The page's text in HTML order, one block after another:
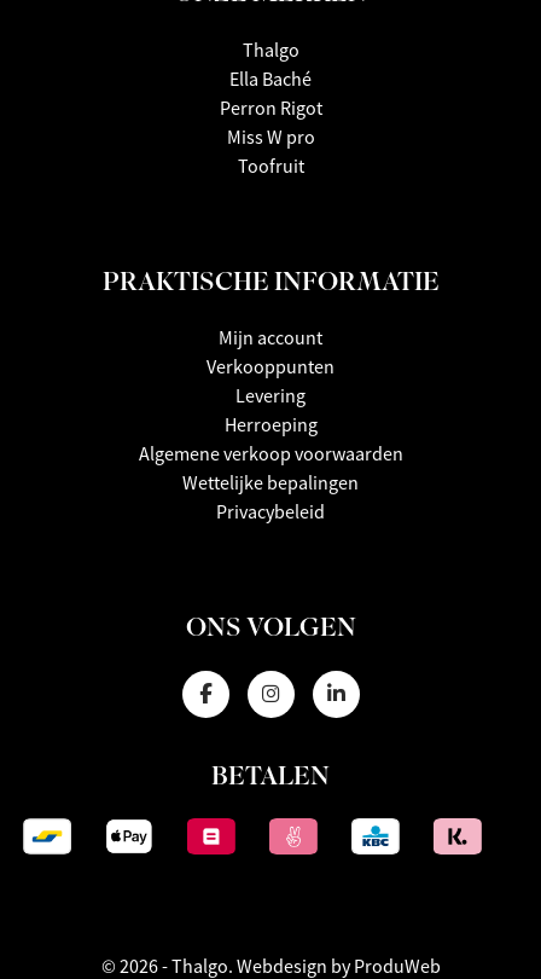
Thalgo
Ella Baché
Perron Rigot
Miss W pro
Toofruit
PRAKTISCHE INFORMATIE
Mijn account
Verkooppunten
Levering
Herroeping
Algemene verkoop voorwaarden
Wettelijke bepalingen
Privacybeleid
ONS VOLGEN
BETALEN
© 2026 - Thalgo. Webdesign by ProduWeb